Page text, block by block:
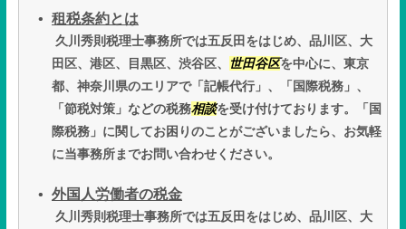
租税条約とは
久川秀則税理士事務所では五反田をはじめ、品川区、大
田区、港区、目黒区、渋谷区、
世田谷区を中心に、東京
都、神奈川県のエリアで「記帳代行」、「国際税務」、
「節税対策」などの税務相談を受け付けております。「国
際税務」に関してお困りのことがございましたら、お気軽
に当事務所までお問い合わせください。
外国人労働者の税金
久川秀則税理士事務所では五反田をはじめ、品川区、大